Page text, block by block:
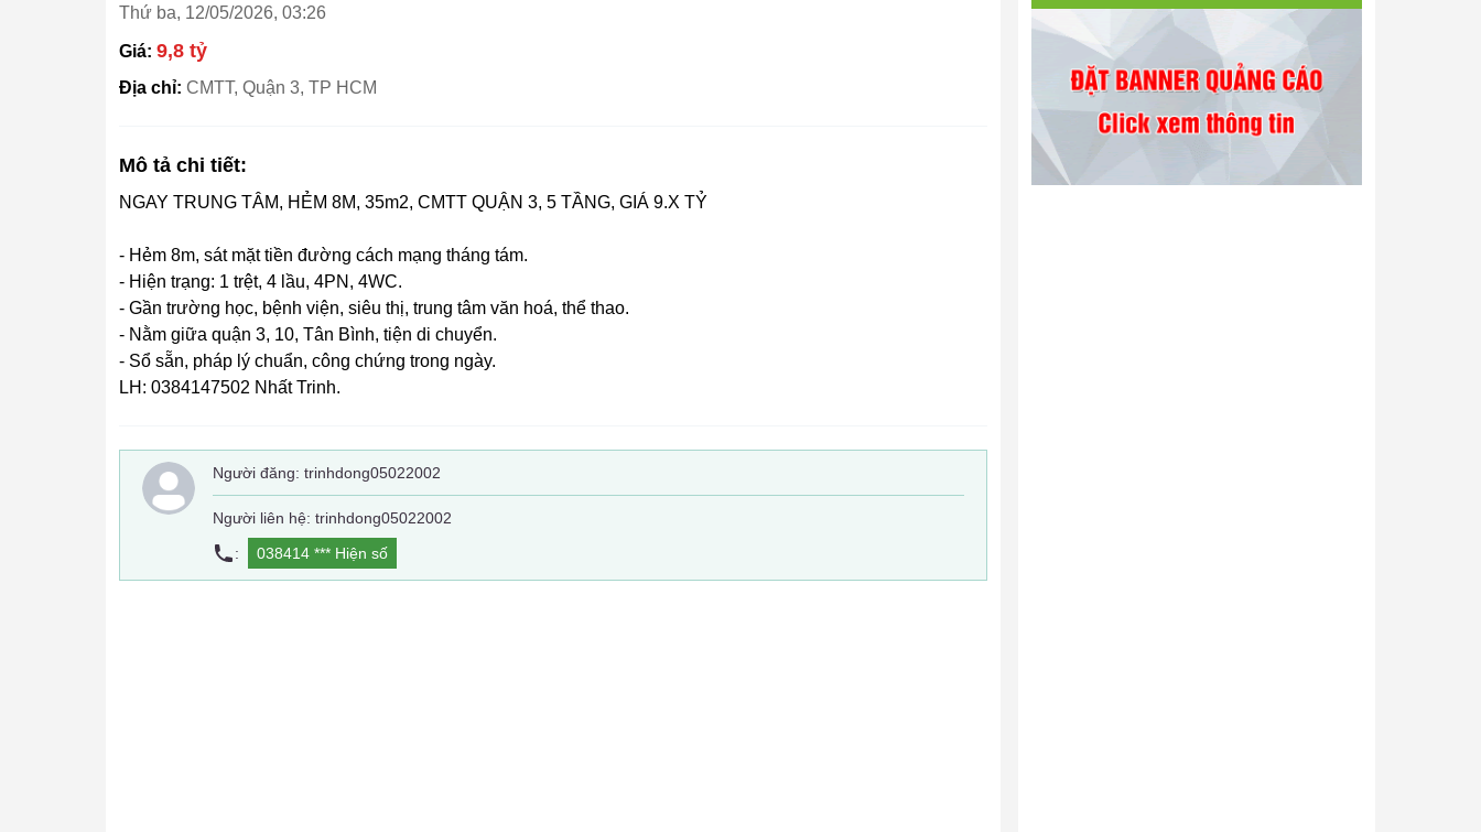
Thứ ba, 12/05/2026, 03:26
Giá: 9,8 tỷ
Địa chỉ: CMTT, Quận 3, TP HCM
Mô tả chi tiết:
NGAY TRUNG TÂM, HẺM 8M, 35m2, CMTT QUẬN 3, 5 TẦNG, GIÁ 9.X TỶ
- Hẻm 8m, sát mặt tiền đường cách mạng tháng tám.
- Hiện trạng: 1 trệt, 4 lầu, 4PN, 4WC.
- Gần trường học, bệnh viện, siêu thị, trung tâm văn hoá, thể thao.
- Nằm giữa quận 3, 10, Tân Bình, tiện di chuyển.
- Sổ sẵn, pháp lý chuẩn, công chứng trong ngày.
LH: 0384147502 Nhất Trinh.
Người đăng: trinhdong05022002
Người liên hệ: trinhdong05022002
:
038414 *** Hiện số